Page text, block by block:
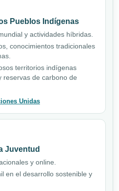
Pueblos Indígenas
y actividades híbridas.
conocimientos tradicionales
territorios indígenas
reservas de carbono de
Unidas
Juventud
y online.
en el desarrollo sostenible y